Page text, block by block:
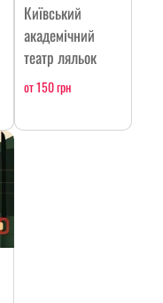
Київський
академічний
театр ляльок
от 150 грн